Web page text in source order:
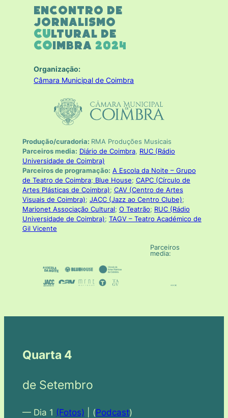
Encontro de
Jornalismo
Cu ltural de
Co imbra2024
Organização:
Câmara Municipal de Coimbra
Produção/curadoria: RMA Produções Musicais
Parceiros media: Diário de Coimbra, RUC (Rádio
Universidade de Coimbra)
Parceiros de programação: A Escola da Noite – Grupo
de Teatro de Coimbra; Blue House; CAPC (Círculo de
Artes Plásticas de Coimbra); CAV (Centro de Artes
Visuais de Coimbra); JACC (Jazz ao Centro Clube);
Marionet Associação Cultural; O Teatrão; RUC (Rádio
Universidade de Coimbra); TAGV – Teatro Académico de
Gil Vicente
Parceiros
media:
Quarta 4
de Setembro
— Dia 1 (Fotos) | (Podcast)